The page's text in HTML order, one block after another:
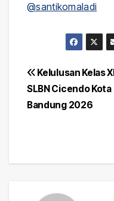
@santikomaladi
Post
navigation
Kelulusan Kelas XII
SLBN Cicendo Kota
Bandung 2026